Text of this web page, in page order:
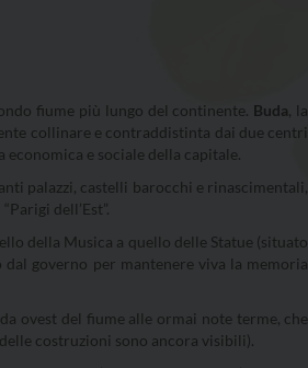
fiume più lungo del continente. Buda, la
collinare e contraddistinta dai due centri
economica e sociale della capitale.
palazzi, castelli barocchi e rinascimentali,
dell’Est”.
della Musica a quello delle Statue (situato
governo per mantenere viva la memoria
ovest del fiume alle ormai note terme, che
costruzioni sono ancora visibili).